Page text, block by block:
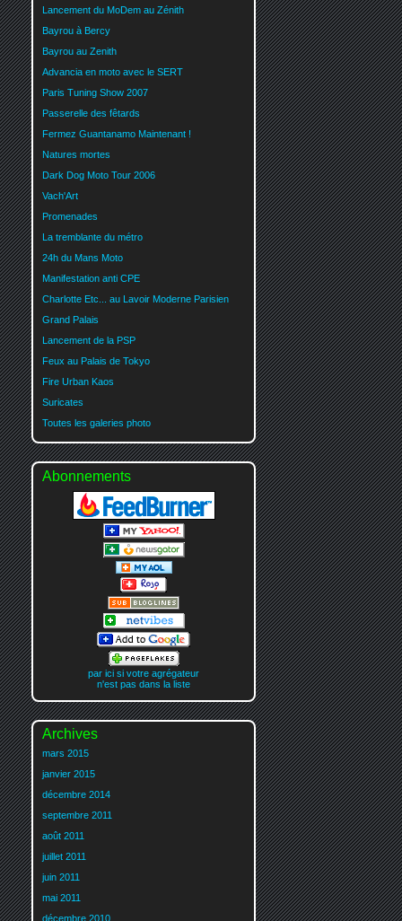
Lancement du MoDem au Zénith
Bayrou à Bercy
Bayrou au Zenith
Advancia en moto avec le SERT
Paris Tuning Show 2007
Passerelle des fêtards
Fermez Guantanamo Maintenant !
Natures mortes
Dark Dog Moto Tour 2006
Vach'Art
Promenades
La tremblante du métro
24h du Mans Moto
Manifestation anti CPE
Charlotte Etc... au Lavoir Moderne Parisien
Grand Palais
Lancement de la PSP
Feux au Palais de Tokyo
Fire Urban Kaos
Suricates
Toutes les galeries photo
Abonnements
par ici si votre agrégateur
n'est pas dans la liste
Archives
mars 2015
janvier 2015
décembre 2014
septembre 2011
août 2011
juillet 2011
juin 2011
mai 2011
décembre 2010